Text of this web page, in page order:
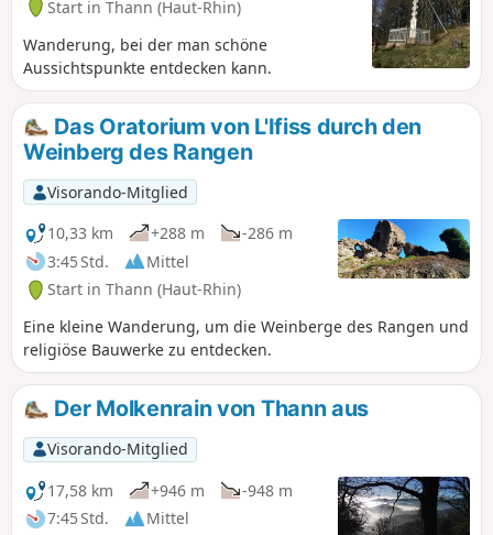
Start in Thann (Haut-Rhin)
Wanderung, bei der man schöne
Aussichtspunkte entdecken kann.
Das Oratorium von L'Ifiss durch den
Weinberg des Rangen
Visorando-Mitglied
10,33 km
+288 m
-286 m
3:45 Std.
Mittel
Start in Thann (Haut-Rhin)
Eine kleine Wanderung, um die Weinberge des Rangen und
religiöse Bauwerke zu entdecken.
Der Molkenrain von Thann aus
Visorando-Mitglied
17,58 km
+946 m
-948 m
7:45 Std.
Mittel